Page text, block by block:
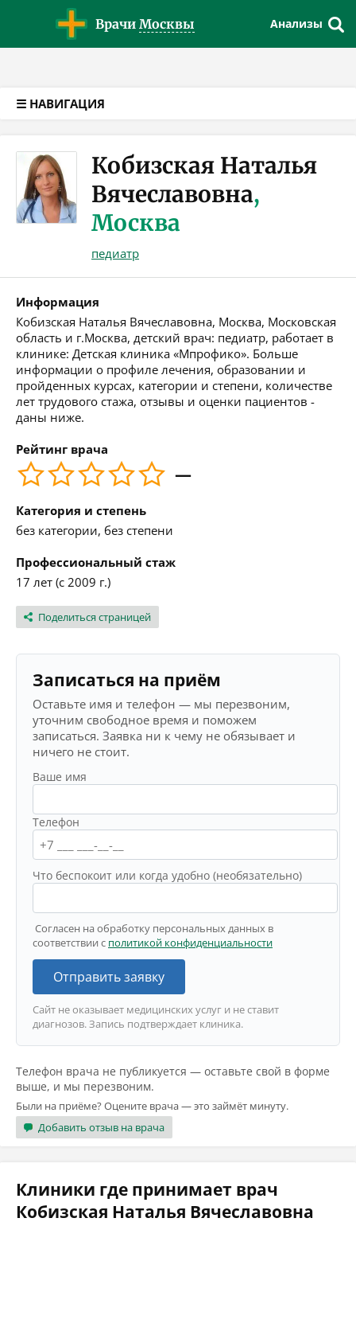
Врачи Москвы Анализы
☰ НАВИГАЦИЯ
Кобизская Наталья
Вячеславовна,
Москва
педиатр
Информация
Кобизская Наталья Вячеславовна, Москва, Московская
область и г.Москва, детский врач: педиатр, работает в
клинике: Детская клиника «Мпрофико». Больше
информации о профиле лечения, образовании и
пройденных курсах, категории и степени, количестве
лет трудового стажа, отзывы и оценки пациентов -
даны ниже.
Рейтинг врача
—
Категория и степень
без категории, без степени
Профессиональный стаж
17 лет (с 2009 г.)
Поделиться страницей
Записаться на приём
Оставьте имя и телефон — мы перезвоним,
уточним свободное время и поможем
записаться. Заявка ни к чему не обязывает и
ничего не стоит.
Ваше имя
Телефон
Что беспокоит или когда удобно (необязательно)
Согласен на обработку персональных данных в
соответствии с политикой конфиденциальности
Отправить заявку
Сайт не оказывает медицинских услуг и не ставит
диагнозов. Запись подтверждает клиника.
Телефон врача не публикуется — оставьте свой в форме
выше, и мы перезвоним.
Были на приёме? Оцените врача — это займёт минуту.
Добавить отзыв на врача
Клиники где принимает врач
Кобизская Наталья Вячеславовна